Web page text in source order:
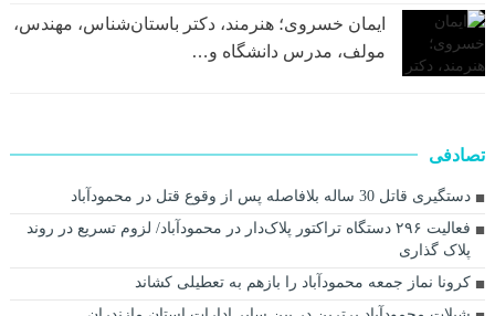
ایمان خسروی؛ هنرمند، دکتر باستان‌شناس، مهندس،
مولف، مدرس دانشگاه و…
تصادفی
دستگیری قاتل 30 ساله بلافاصله پس از وقوع قتل در محمودآباد
فعالیت ۲۹۶ دستگاه تراکتور پلاک‌دار در محمودآباد/ لزوم تسریع در روند
پلاک گذاری
کرونا نماز جمعه محمودآباد را بازهم به تعطیلی کشاند